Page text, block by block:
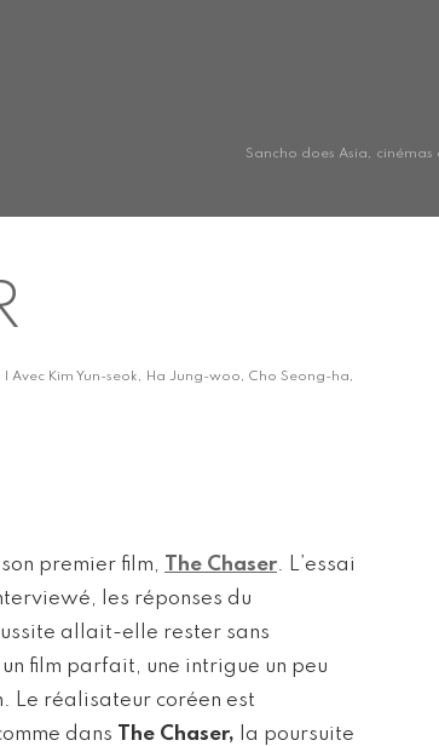
Sancho does Asia, cinémas
Avec Kim Yun-seok, Ha Jung-woo, Cho Seong-ha,
premier film, The Chaser. L’essai
les réponses du
allait-elle rester sans
film parfait, une intrigue un peu
Le réalisateur coréen est
dans
The Chaser, la poursuite